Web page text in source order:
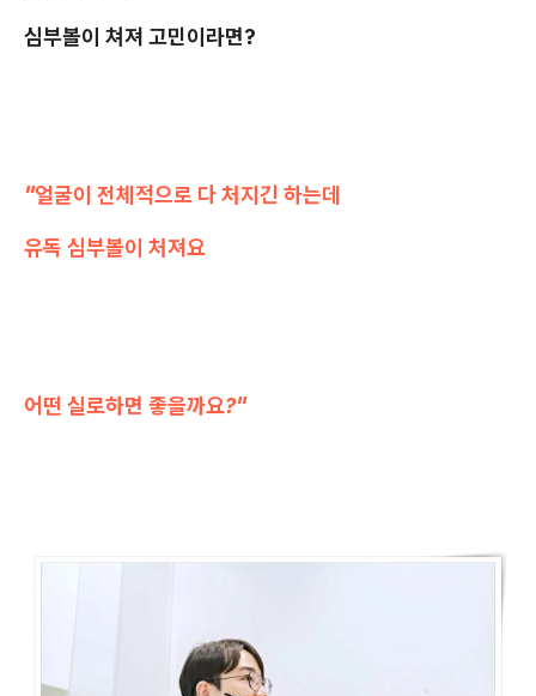
심부볼이 쳐져 고민이라면?
"얼굴이 전체적으로 다 처지긴 하는데
유독 심부볼이 처져요
어떤 실로하면 좋을까요?"